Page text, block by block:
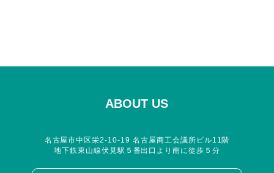
ABOUT US
名古屋市中区栄2-10-19 名古屋商工会議所ビル11階
地下鉄東山線伏見駅５番出口より南に徒歩５分